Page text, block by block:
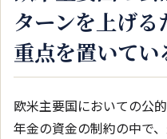
ターンを上げ
重点を置いてい
欧米主要国においての公
年金の資金の制約の中で